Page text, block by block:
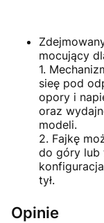
mocujący
1.
sieę pod
opory i
oraz
modeli.
2. Fajkę
do góry lub
tył.
Opinie